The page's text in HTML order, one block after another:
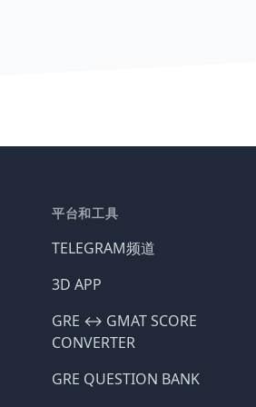
平台和工具
TELEGRAM频道
3D APP
GRE ↔️ GMAT SCORE
CONVERTER
GRE QUESTION BANK